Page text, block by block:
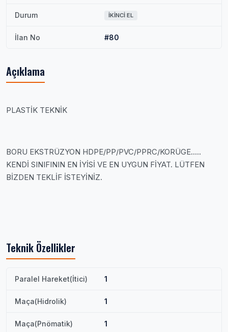
Durum İKINCI EL
İlan No #80
Açıklama
PLASTİK TEKNİK
BORU EKSTRÜZYON HDPE/PP/PVC/PPRC/KORÜGE.....
KENDİ SINIFININ EN İYİSİ VE EN UYGUN FİYAT. LÜTFEN
BİZDEN TEKLİF İSTEYİNİZ.
Teknik Özellikler
Paralel Hareket(İtici) 1
Maça(Hidrolik) 1
Maça(Pnömatik) 1